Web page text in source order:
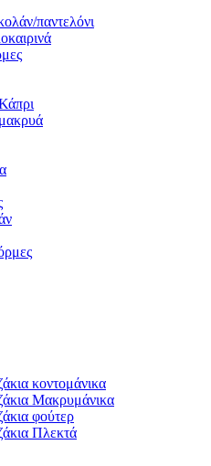
παντελόνι
κοντομάνικα
Μακρυμάνικα
φούτερ
Πλεκτά